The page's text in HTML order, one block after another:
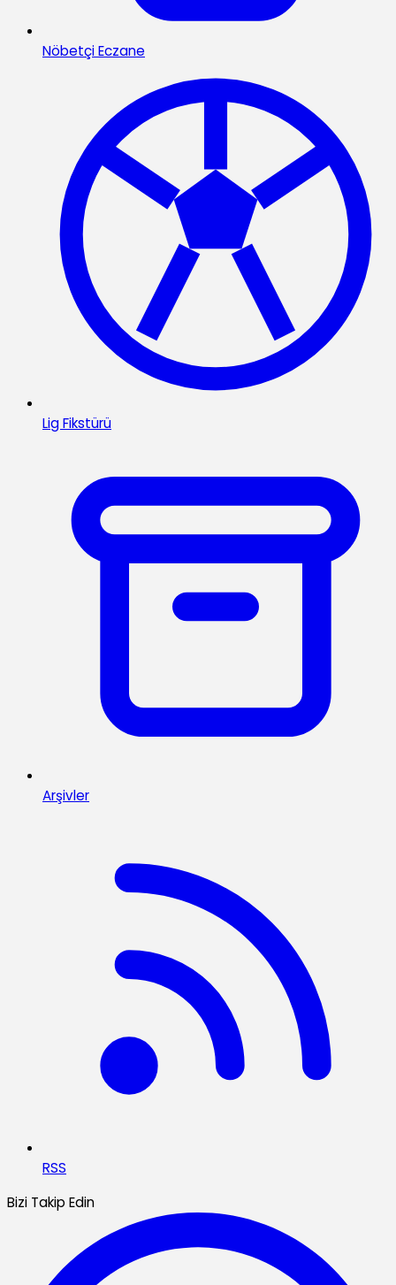
Nöbetçi Eczane
Lig Fikstürü
Arşivler
RSS
Bizi Takip Edin